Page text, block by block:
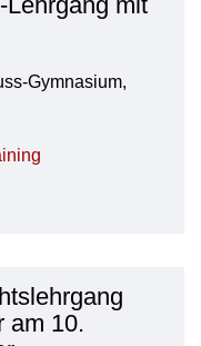
Gymnasium,
am 10.